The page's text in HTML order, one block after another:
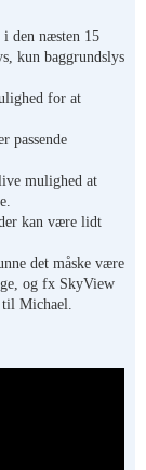
den næsten 15
kun baggrundslys
for at
passende
mulighed at
kan være lidt
det måske være
og fx SkyView
til Michael.